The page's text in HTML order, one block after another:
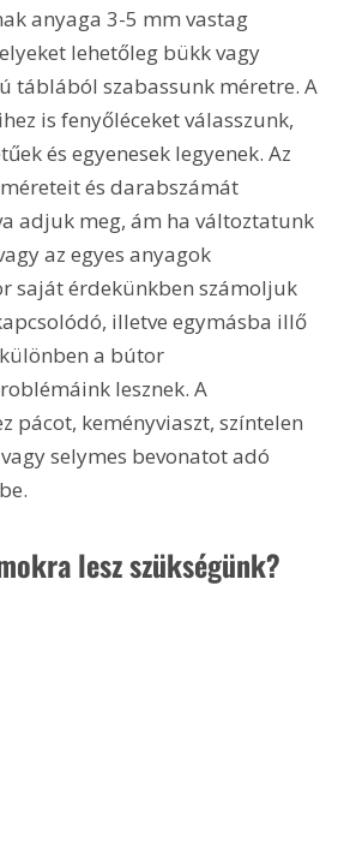
anyaga 3-5 mm vastag
lehetőleg bükk vagy
táblából szabassunk méretre. A
is fenyőléceket válasszunk,
és egyenesek legyenek. Az
és darabszámát
adjuk meg, ám ha változtatunk
az egyes anyagok
saját érdekünkben számoljuk
illetve egymásba illő
a bútor
lesznek. A
pácot, keményviaszt, színtelen
selymes bevonatot adó
lesz szükségünk?